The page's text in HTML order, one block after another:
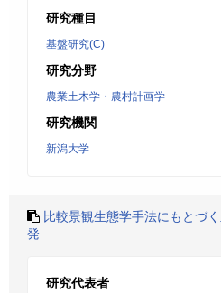
研究種目
基盤研究(C)
研究分野
農業土木学・農村計画学
研究機関
新潟大学
比較景観生態学手法にもとづ
発
研究代表者